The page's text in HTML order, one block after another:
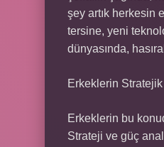
şey artık herkesin
tersine, yeni
dünyasında,
Erkeklerin
Erkeklerin bu
Strateji ve güç